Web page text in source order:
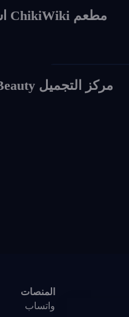
مطعم ChikiWiki اسطنبول
مركز التجميل Nunchi Beauty
المنصات
واتساب